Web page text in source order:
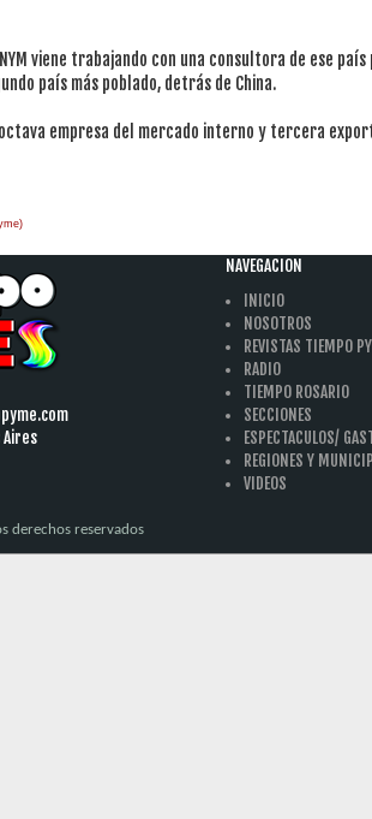
viene trabajando con una consultora de ese
país más poblado, detrás de China.
empresa del mercado interno y tercera
NAVEGACION
INICIO
NOSOTROS
REVISTAS TIEMPO
RADIO
TIEMPO ROSARIO
SECCIONES
ESPECTACULOS/
REGIONES Y
VIDEOS
derechos reservados